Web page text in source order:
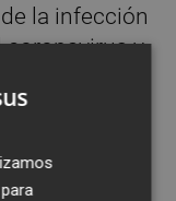
la infección
coronavirus y
de
se sitúa
y en las